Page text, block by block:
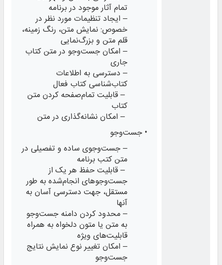
تمام آثار موجود در برنامه
– ایجاد تنظیمات مورد نظر در
خصوص: نمایش متن، رنگ زمینه،
قلم متن و بزرگ‌نمایی
– امکان جست‌وجو در متن کتاب
جاری
– دسترسی به اطلاعات
کتاب‌شناسی کتاب فعال
– قابلیت تمام‌صفحه کردن متن
کتاب
– امکان نشانه‌گذاری در متن
• جست‌وجو
– جست‌وجوی ساده و تفصیلی در
متن کتب برنامه
– قابلیت حفظ هر یک از
جست‌وجوهای انجام‌‌‌شده به طور
مستقل، جهت دسترسی ‌آسان به
آنها
– محدود کردن دامنه جست‌وجو
به متن یا متون دلخواه به همراه
قابلیت‌های ویژه
– امکان تغییر نوع نمایش نتایج
جست‌وجو